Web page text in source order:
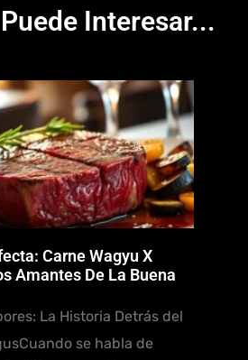
Interesar...
Carne Wagyu X
Amantes De La Buena
La Historia Detrás del
se habla de